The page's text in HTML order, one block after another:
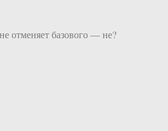
отменяет базового — не?